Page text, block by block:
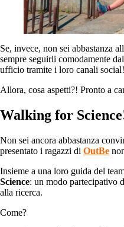
Se, invece, non sei abbastanza
sempre seguirli comodamente
ufficio tramite i loro canali
Allora, cosa aspetti?! Pronto a
Walking for
Non sei ancora abbastanza
presentato i ragazzi di OutBe
Insieme a una loro guida del
Science: un modo partecipativo
alla ricerca.
Come?